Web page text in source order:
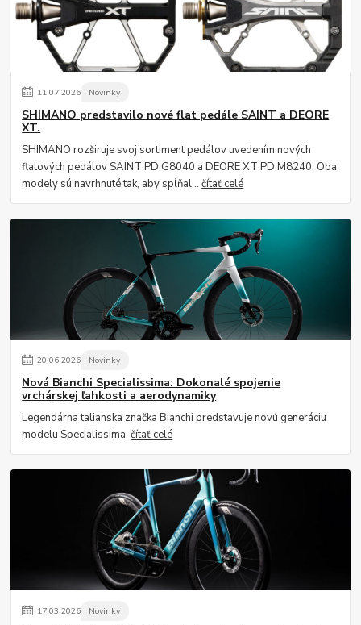
11.07.2026 Novinky
SHIMANO predstavilo nové flat pedále SAINT a DEORE
XT.
SHIMANO rozširuje svoj sortiment pedálov uvedením nových
flatových pedálov SAINT PD G8040 a DEORE XT PD M8240. Oba
modely sú navrhnuté tak, aby spĺňal...čítať celé
20.06.2026 Novinky
Nová Bianchi Specialissima: Dokonalé spojenie
vrchárskej ľahkosti a aerodynamiky
Legendárna talianska značka Bianchi predstavuje novú generáciu
modelu Specialissima.čítať celé
17.03.2026 Novinky